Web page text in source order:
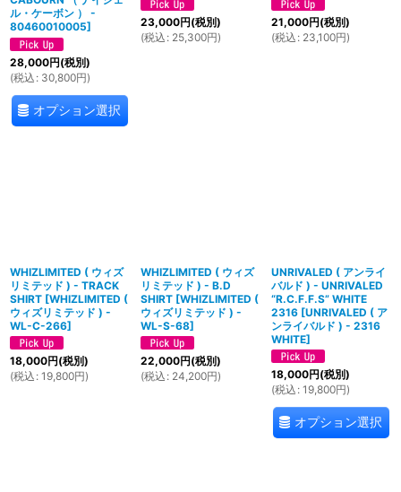
ル・ケーボン ） -
80460010005]
28,000円(税別)
(税込 : 30,800円)
オプション選択
23,000円(税別)
(税込 : 25,300円)
21,000円(税別)
(税込 : 23,100円)
WHIZLIMITED ( ウィズ
リミテッド ) - TRACK
SHIRT [WHIZLIMITED (
ウィズリミテッド ) -
WL-C-266]
18,000円(税別)
(税込 : 19,800円)
WHIZLIMITED ( ウィズ
リミテッド ) - B.D
SHIRT [WHIZLIMITED (
ウィズリミテッド ) -
WL-S-68]
22,000円(税別)
(税込 : 24,200円)
UNRIVALED ( アンライ
バルド ) - UNRIVALED
“R.C.F.F.S” WHITE
2316 [UNRIVALED ( ア
ンライバルド ) - 2316
WHITE]
18,000円(税別)
(税込 : 19,800円)
オプション選択